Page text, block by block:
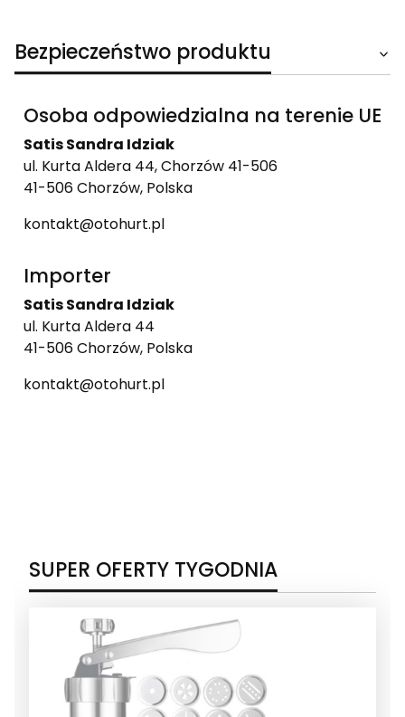
Bezpieczeństwo produktu
Osoba odpowiedzialna na terenie UE
Satis Sandra Idziak
ul. Kurta Aldera 44, Chorzów 41-506
41-506 Chorzów, Polska
kontakt@otohurt.pl
Importer
Satis Sandra Idziak
ul. Kurta Aldera 44
41-506 Chorzów, Polska
kontakt@otohurt.pl
SUPER OFERTY TYGODNIA